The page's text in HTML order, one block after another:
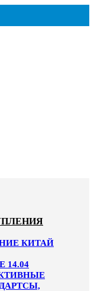
КИТАЙ
14.04